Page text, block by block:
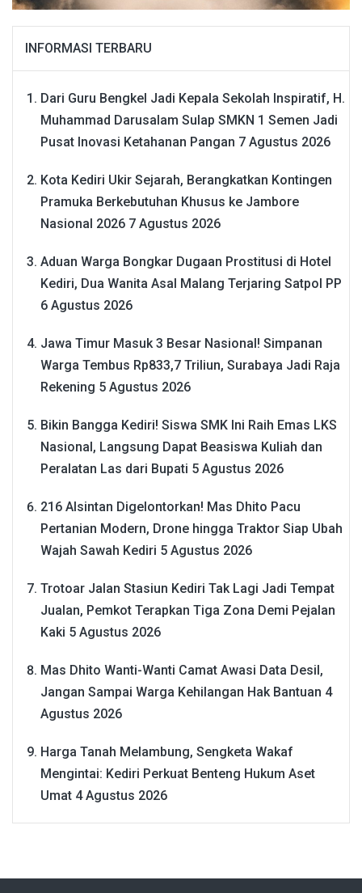
INFORMASI TERBARU
Dari Guru Bengkel Jadi Kepala Sekolah Inspiratif, H.
Muhammad Darusalam Sulap SMKN 1 Semen Jadi
Pusat Inovasi Ketahanan Pangan 7 Agustus 2026
Kota Kediri Ukir Sejarah, Berangkatkan Kontingen
Pramuka Berkebutuhan Khusus ke Jambore
Nasional 2026 7 Agustus 2026
Aduan Warga Bongkar Dugaan Prostitusi di Hotel
Kediri, Dua Wanita Asal Malang Terjaring Satpol PP
6 Agustus 2026
Jawa Timur Masuk 3 Besar Nasional! Simpanan
Warga Tembus Rp833,7 Triliun, Surabaya Jadi Raja
Rekening 5 Agustus 2026
Bikin Bangga Kediri! Siswa SMK Ini Raih Emas LKS
Nasional, Langsung Dapat Beasiswa Kuliah dan
Peralatan Las dari Bupati 5 Agustus 2026
216 Alsintan Digelontorkan! Mas Dhito Pacu
Pertanian Modern, Drone hingga Traktor Siap Ubah
Wajah Sawah Kediri 5 Agustus 2026
Trotoar Jalan Stasiun Kediri Tak Lagi Jadi Tempat
Jualan, Pemkot Terapkan Tiga Zona Demi Pejalan
Kaki 5 Agustus 2026
Mas Dhito Wanti-Wanti Camat Awasi Data Desil,
Jangan Sampai Warga Kehilangan Hak Bantuan 4
Agustus 2026
Harga Tanah Melambung, Sengketa Wakaf
Mengintai: Kediri Perkuat Benteng Hukum Aset
Umat 4 Agustus 2026